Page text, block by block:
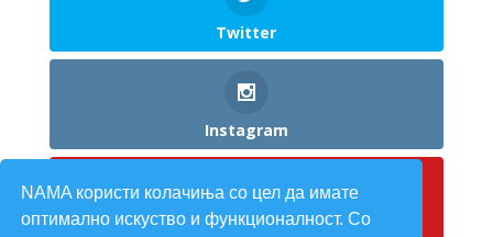
Twitter
Instagram
Pinterest
NAMA користи колачиња со цел да имате
оптимално искуство и функционалност. Со